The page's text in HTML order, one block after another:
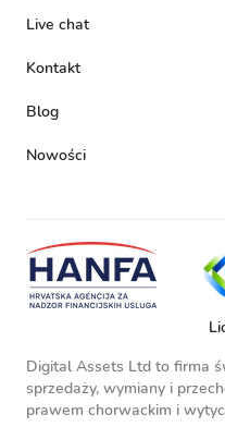
Live chat
Kontakt
Blog
Nowości
Digital Assets Ltd to firma
sprzedaży, wymiany i
prawem chorwackim i